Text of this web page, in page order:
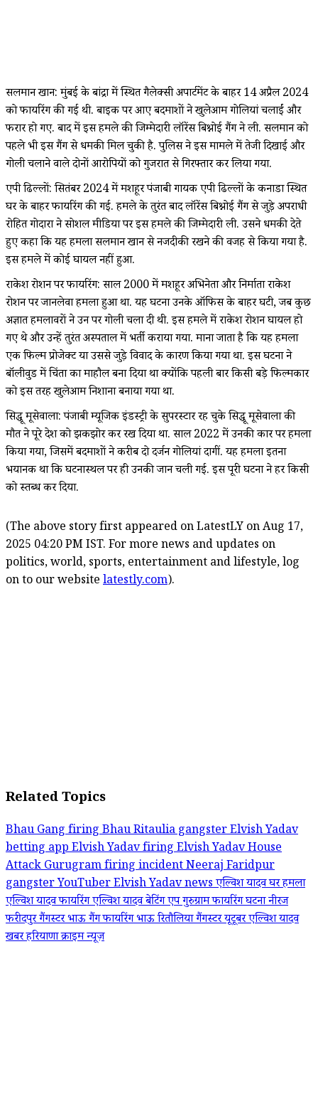
सलमान खान: मुंबई के बांद्रा में स्थित गैलेक्सी अपार्टमेंट के बाहर 14 अप्रैल 2024
को फायरिंग की गई थी. बाइक पर आए बदमाशों ने खुलेआम गोलियां चलाईं और
फरार हो गए. बाद में इस हमले की जिम्मेदारी लॉरेंस बिश्नोई गैंग ने ली. सलमान को
पहले भी इस गैंग से धमकी मिल चुकी है. पुलिस ने इस मामले में तेजी दिखाई और
गोली चलाने वाले दोनों आरोपियों को गुजरात से गिरफ्तार कर लिया गया.
एपी ढिल्लों: सितंबर 2024 में मशहूर पंजाबी गायक एपी ढिल्लों के कनाडा स्थित
घर के बाहर फायरिंग की गई. हमले के तुरंत बाद लॉरेंस बिश्नोई गैंग से जुड़े अपराधी
रोहित गोदारा ने सोशल मीडिया पर इस हमले की जिम्मेदारी ली. उसने धमकी देते
हुए कहा कि यह हमला सलमान खान से नजदीकी रखने की वजह से किया गया है.
इस हमले में कोई घायल नहीं हुआ.
राकेश रोशन पर फायरिंग: साल 2000 में मशहूर अभिनेता और निर्माता राकेश
रोशन पर जानलेवा हमला हुआ था. यह घटना उनके ऑफिस के बाहर घटी, जब कुछ
अज्ञात हमलावरों ने उन पर गोली चला दी थी. इस हमले में राकेश रोशन घायल हो
गए थे और उन्हें तुरंत अस्पताल में भर्ती कराया गया. माना जाता है कि यह हमला
एक फिल्म प्रोजेक्ट या उससे जुड़े विवाद के कारण किया गया था. इस घटना ने
बॉलीवुड में चिंता का माहौल बना दिया था क्योंकि पहली बार किसी बड़े फिल्मकार
को इस तरह खुलेआम निशाना बनाया गया था.
सिद्धू मूसेवाला: पंजाबी म्यूजिक इंडस्ट्री के सुपरस्टार रह चुके सिद्धू मूसेवाला की
मौत ने पूरे देश को झकझोर कर रख दिया था. साल 2022 में उनकी कार पर हमला
किया गया, जिसमें बदमाशों ने करीब दो दर्जन गोलियां दागीं. यह हमला इतना
भयानक था कि घटनास्थल पर ही उनकी जान चली गई. इस पूरी घटना ने हर किसी
को स्तब्ध कर दिया.
(The above story first appeared on LatestLY on Aug 17,
2025 04:20 PM IST. For more news and updates on
politics, world, sports, entertainment and lifestyle, log
on to our website latestly.com).
Related Topics
Bhau Gang firingBhau Ritaulia gangsterElvish Yadav
betting appElvish Yadav firingElvish Yadav House
AttackGurugram firing incidentNeeraj Faridpur
gangsterYouTuber Elvish Yadav newsएल्विश यादव घर हमला
एल्विश यादव फायरिंगएल्विश यादव बेटिंग एपगुरुग्राम फायरिंग घटनानीरज
फरीदपुर गैंगस्टरभाऊ गैंग फायरिंगभाऊ रितौलिया गैंगस्टरयूटूबर एल्विश यादव
खबरहरियाणा क्राइम न्यूज़